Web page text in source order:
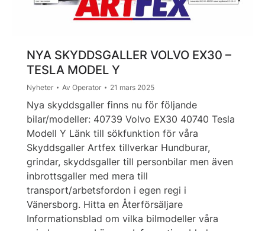
NYA SKYDDSGALLER VOLVO EX30 –
TESLA MODEL Y
Nyheter Av Operator 21 mars 2025
Nya skyddsgaller finns nu för följande
bilar/modeller: 40739 Volvo EX30 40740 Tesla
Modell Y Länk till sökfunktion för våra
Skyddsgaller Artfex tillverkar Hundburar,
grindar, skyddsgaller till personbilar men även
inbrottsgaller med mera till
transport/arbetsfordon i egen regi i
Vänersborg. Hitta en Återförsäljare
Informationsblad om vilka bilmodeller våra